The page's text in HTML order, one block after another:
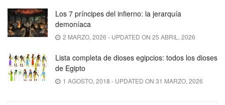
Los 7 príncipes del infierno: la jerarquía
demoníaca
2 MARZO, 2026 - UPDATED ON 25 ABRIL, 2026
Lista completa de dioses egipcios: todos los dioses
de Egipto
1 AGOSTO, 2018 - UPDATED ON 31 MARZO, 2026